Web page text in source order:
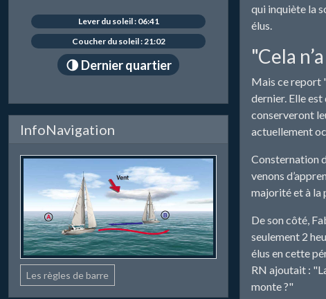
Lever du soleil : 06:41
Coucher du soleil : 21:02
🌗 Dernier quartier
InfoNavigation
Les règles de barre
qui inquiète la
élus.
"Cela
Mais ce report
dernier. Elle est
conserveront
actuellement
Consternation
venons
majorité et à la
De son côté,
seulement 2
élus en cette
RN ajoutait :
monte ?"